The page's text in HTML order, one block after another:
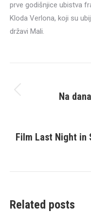
prve godišnjice ubistva
Kloda Verlona, koji su
državi Mali.
navigation
Na
Film Last Night in
Related posts